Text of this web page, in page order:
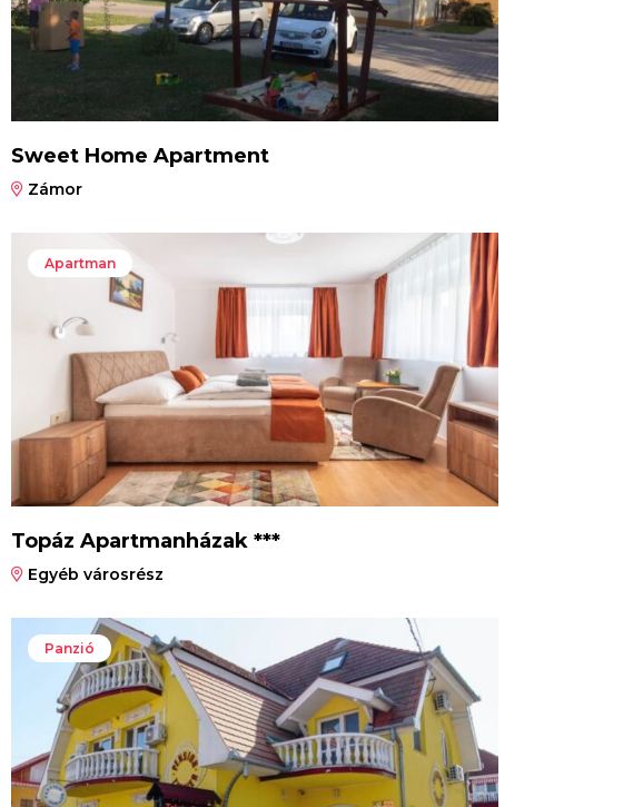
Sweet Home Apartment
Zámor
Apartman
Topáz Apartmanházak ***
Egyéb városrész
Panzió